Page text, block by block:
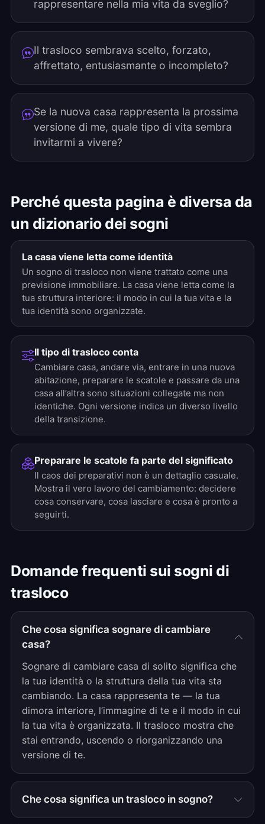
rappresentare nella mia vita da sveglio?
Il trasloco sembrava scelto, forzato,
affrettato, entusiasmante o incompleto?
Se la nuova casa rappresenta la prossima
versione di me, quale tipo di vita sembra
invitarmi a vivere?
Perché questa pagina è diversa da
un dizionario dei sogni
La casa viene letta come identità
Un sogno di trasloco non viene trattato come una
previsione immobiliare. La casa viene letta come la
tua struttura interiore: il modo in cui la tua vita e la
tua identità sono organizzate.
Il tipo di trasloco conta
Cambiare casa, andare via, entrare in una nuova
abitazione, preparare le scatole e passare da una
casa all’altra sono situazioni collegate ma non
identiche. Ogni versione indica un diverso livello
della transizione.
Preparare le scatole fa parte del significato
Il caos dei preparativi non è un dettaglio casuale.
Mostra il vero lavoro del cambiamento: decidere
cosa conservare, cosa lasciare e cosa è pronto a
seguirti.
Domande frequenti sui sogni di
trasloco
Che cosa significa sognare di cambiare
casa?
Sognare di cambiare casa di solito significa che
la tua identità o la struttura della tua vita sta
cambiando. La casa rappresenta te — la tua
dimora interiore, l’immagine di te e il modo in cui
la tua vita è organizzata. Il trasloco mostra che
stai entrando, uscendo o riorganizzando una
versione di te.
Che cosa significa un trasloco in sogno?